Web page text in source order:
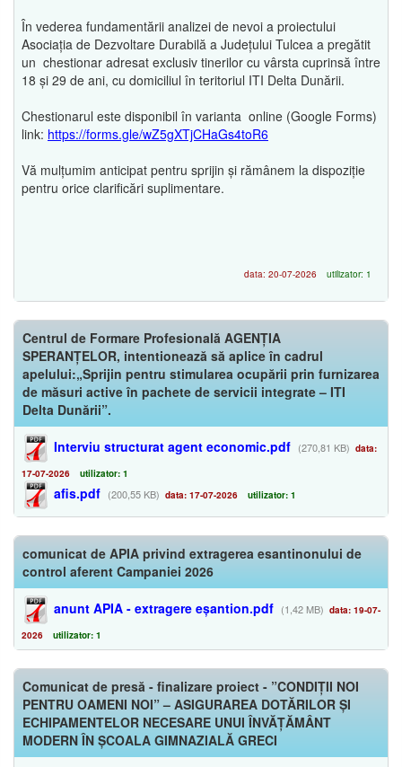
În vederea fundamentării analizei de nevoi a proiectului
Asociația de Dezvoltare Durabilă a Județului Tulcea a pregătit
un chestionar adresat exclusiv tinerilor cu vârsta cuprinsă între
18 și 29 de ani, cu domiciliul în teritoriul ITI Delta Dunării.
Chestionarul este disponibil în varianta online (Google Forms)
link: https://forms.gle/wZ5gXTjCHaGs4toR6
Vă mulțumim anticipat pentru sprijin și rămânem la dispoziție
pentru orice clarificări suplimentare.
data: 20-07-2026 utilizator: 1
Centrul de Formare Profesională AGENȚIA
SPERANȚELOR, intentionează să aplice în cadrul
apelului:„Sprijin pentru stimularea ocupării prin furnizarea
de măsuri active în pachete de servicii integrate – ITI
Delta Dunării”.
Interviu structurat agent economic.pdf (270,81 KB) data:
17-07-2026 utilizator: 1
afis.pdf (200,55 KB) data: 17-07-2026 utilizator: 1
comunicat de APIA privind extragerea esantinonului de
control aferent Campaniei 2026
anunt APIA - extragere eșantion.pdf (1,42 MB) data: 19-07-
2026 utilizator: 1
Comunicat de presă - finalizare proiect - ”CONDIȚII NOI
PENTRU OAMENI NOI” – ASIGURAREA DOTĂRILOR ȘI
ECHIPAMENTELOR NECESARE UNUI ÎNVĂȚĂMÂNT
MODERN ÎN ȘCOALA GIMNAZIALĂ GRECI